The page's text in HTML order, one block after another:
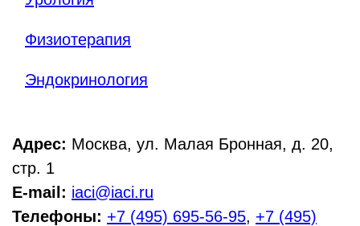
Физиотерапия
Эндокринология
Адрес: Москва, ул. Малая Бронная, д. 20,
стр. 1
E-mail: iaci@iaci.ru
Телефоны: +7 (495) 695-56-95, +7 (495)